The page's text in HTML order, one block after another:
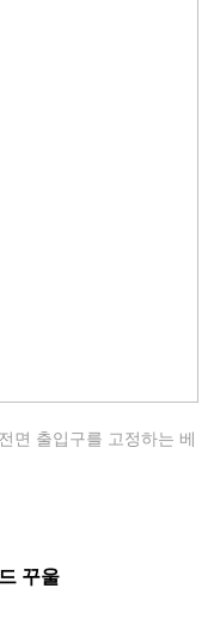
면 출입구를 고정하는 베
꾸울